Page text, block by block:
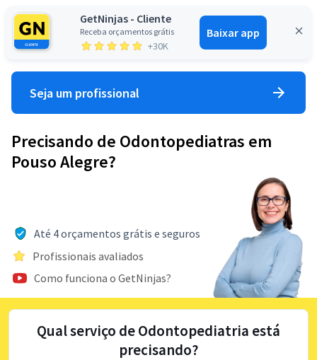
GetNinjas - Cliente
Receba orçamentos grátis
+30K
Baixar app
Entrar
Seja um profissional
Precisando de Odontopediatras em
Pouso Alegre?
Até 4 orçamentos grátis e seguros
Profissionais avaliados
Como funciona o GetNinjas?
Qual serviço de Odontopediatria está
precisando?